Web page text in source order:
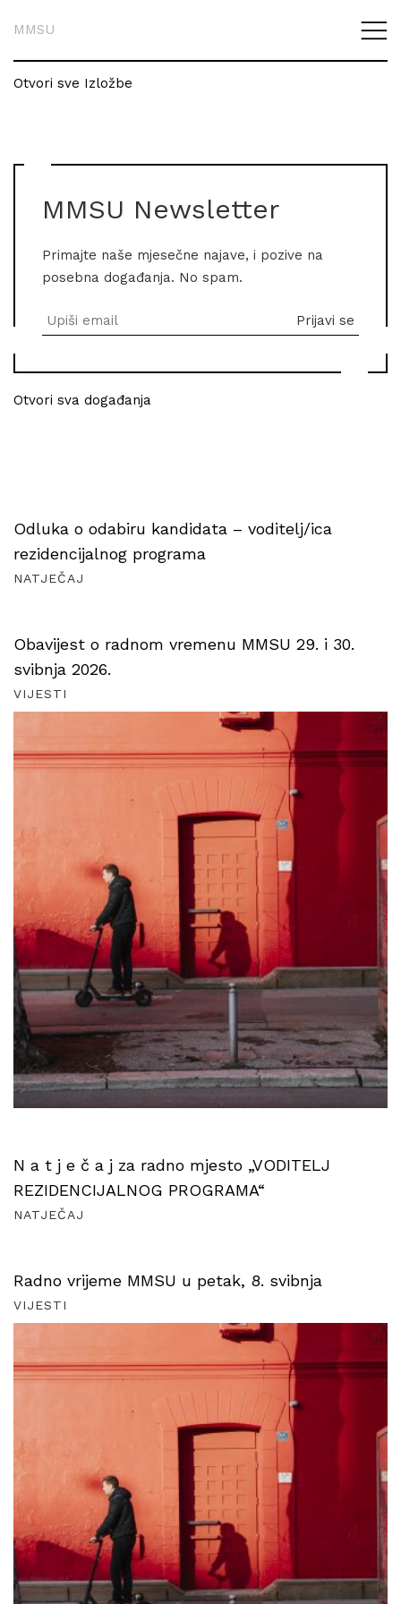
MMSU
Otvori sve Izložbe
MMSU Newsletter
Primajte naše mjesečne najave, i pozive na
posebna događanja. No spam.
Otvori sva događanja
Odluka o odabiru kandidata – voditelj/ica
rezidencijalnog programa
NATJEČAJ
Obavijest o radnom vremenu MMSU 29. i 30.
svibnja 2026.
VIJESTI
N a t j e č a j za radno mjesto „VODITELJ
REZIDENCIJALNOG PROGRAMA“
NATJEČAJ
Radno vrijeme MMSU u petak, 8. svibnja
VIJESTI